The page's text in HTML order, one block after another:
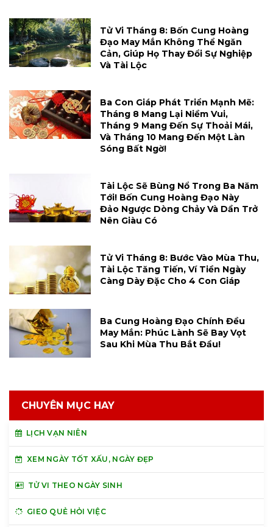
Tử Vi Tháng 8: Bốn Cung Hoàng
Đạo May Mắn Không Thể Ngăn
Cản, Giúp Họ Thay Đổi Sự Nghiệp
Và Tài Lộc
Ba Con Giáp Phát Triển Mạnh Mẽ:
Tháng 8 Mang Lại Niềm Vui,
Tháng 9 Mang Đến Sự Thoải Mái,
Và Tháng 10 Mang Đến Một Làn
Sóng Bất Ngờ!
Tài Lộc Sẽ Bùng Nổ Trong Ba Năm
Tới! Bốn Cung Hoàng Đạo Này
Đảo Ngược Dòng Chảy Và Dần Trở
Nên Giàu Có
Tử Vi Tháng 8: Bước Vào Mùa Thu,
Tài Lộc Tăng Tiến, Ví Tiền Ngày
Càng Dày Đặc Cho 4 Con Giáp
Ba Cung Hoàng Đạo Chính Đều
May Mắn: Phúc Lành Sẽ Bay Vọt
Sau Khi Mùa Thu Bắt Đầu!
CHUYÊN MỤC HAY
LỊCH VẠN NIÊN
XEM NGÀY TỐT XẤU, NGÀY ĐẸP
TỬ VI THEO NGÀY SINH
GIEO QUẺ HỎI VIỆC